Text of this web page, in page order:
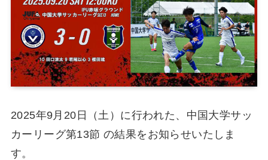
2025年9月20日（土）に行われた、中国大学サッ
カーリーグ第13節 の結果をお知らせいたしま
す。